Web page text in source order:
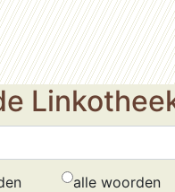
alle woorden